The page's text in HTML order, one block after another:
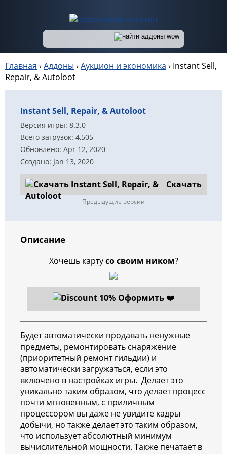
Главная › Аддоны › Аукцион и экономика › Instant Sell,
Repair, & Autoloot
Instant Sell, Repair, & Autoloot
Версия игры: 8.3.0
Всего загрузок: 4,505
Обновлено: Apr 12, 2020
Создано: Jan 13, 2020
Скачать
Предыдущие версии
Описание
Хочешь картусо своим ником?
Оформить ❤️
Будет автоматически продавать ненужные
предметы, ремонтировать снаряжение
(приоритетный ремонт гильдии) и
автоматически загружаться, если это
включено в настройках игры. Делает это
уникально таким образом, что делает процесс
почти мгновенным, с приличным
процессором вы даже не увидите кадры
добычи, но также делает это таким образом,
что использует абсолютный минимум
вычислительной мощности. Также печатает в